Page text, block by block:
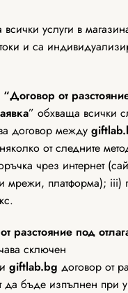
всички услуги в
и са
от
” обхваща всички
договор между giftlab
от следните
чрез интернет
мрежи, платформа); iii)
разстояние под
сключен
и giftlab.bg договор от
да бъде изпълнен при